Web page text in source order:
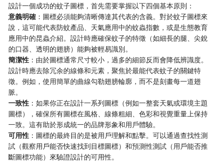
設計一個成功的蚊子圖標，首先需要掌握以下四個基本原則：
​意義明確​ ​：圖標必須能夠清晰傳達其代表的含義。對於蚊子圖標來
說，這可能代表防蚊產品、天氣應用中的蚊蟲指數，或是生態教育
應用中的昆蟲介紹。設計時應確保蚊子的特徵（如細長的腿、尖銳
的口器、透明的翅膀）能夠被輕易識別。
​簡潔性​ ​：由於圖標通常尺寸較小，過多的細節反而會降低辨識度。
設計時應去除冗余的線條和元素，聚焦於最能代表蚊子的關鍵特
徵。例如，使用簡單的曲線勾勒翅膀輪廓，而不是刻畫每一道翅
脈。
​一致性​ ​：如果你正在設計一系列圖標（例如一整套天氣或環境主題
圖標），確保所有圖標在風格、線條粗細、色彩和視覺重量上保持
一致。這有助於形成統一的品牌形象和用戶體驗。
​可用性​ ​：圖標的最終目的是被用戶理解和點擊。可以通過查找性測
試（觀察用戶能否快速找到目標圖標）和預測性測試（用戶能否推
斷圖標功能）來驗證設計的可用性。